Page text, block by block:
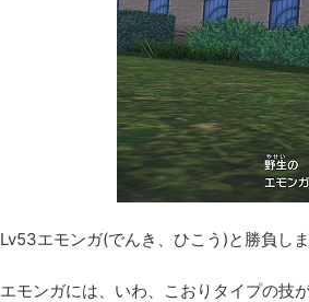
Lv53エモンガ(でんき、ひこう)と勝負し
エモンガには、いわ、こおりタイプの技